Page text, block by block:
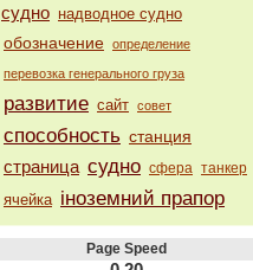
судно надводное судно
обозначение определение
перевозка генерального груза
развитие сайт совет
способность станция
страница судно сфера танкер
ячейка іноземний прапор
Page Speed